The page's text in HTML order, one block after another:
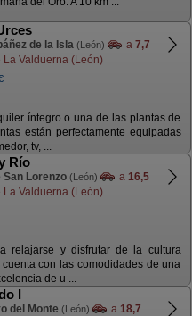
de la Isla (León) a 7,7
Valduerna (León)
íntegro o una de las plantas de
están perfectamente equipadas
tv, ...
Río
San Lorenzo (León) a 16,5
Valduerna (León)
relajarse y disfrutar de la cultura
con las comodidades de una
de u ...
I
del Monte (León) a 18,7